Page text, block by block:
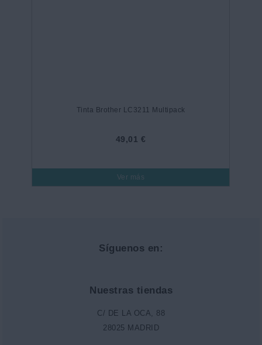
Tinta Brother LC3211 Multipack
49,01 €
Ver más
Síguenos en:
Nuestras tiendas
C/ DE LA OCA, 88
28025 MADRID